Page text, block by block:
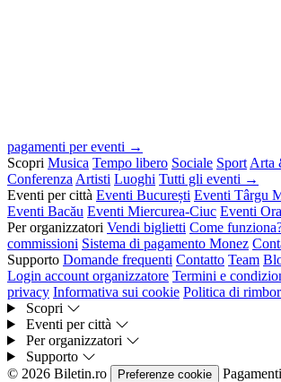
pagamenti per eventi →
Scopri Musica Tempo libero Sociale Sport Arta
Conferenza Artisti Luoghi Tutti gli eventi →
Eventi per città Eventi București Eventi Târgu
Eventi Bacău Eventi Miercurea-Ciuc Eventi
Per organizzatori Vendi biglietti Come
commissioni Sistema di pagamento Monez
Supporto Domande frequenti Contatto Team
Login account organizzatore Termini e
privacy Informativa sui cookie Politica di
Scopri
Eventi per città
Per organizzatori
Supporto
© 2026 Biletin.ro
Preferenze cookie